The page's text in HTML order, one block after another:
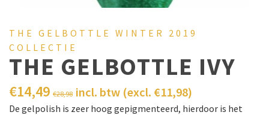
THE GELBOTTLE WINTER 2019
COLLECTIE
THE GELBOTTLE IVY
€28,98
€14,49 incl. btw (excl. €11,98)
De gelpolish is zeer hoog gepigmenteerd, hierdoor is het